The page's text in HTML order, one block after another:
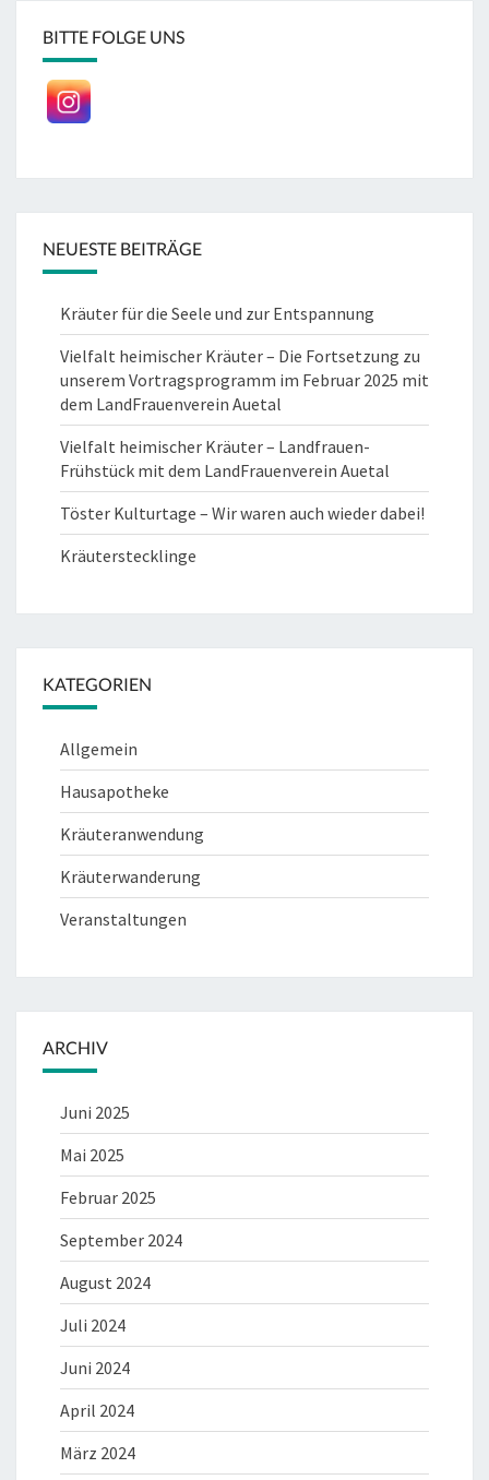
BITTE FOLGE UNS
NEUESTE BEITRÄGE
Kräuter für die Seele und zur Entspannung
Vielfalt heimischer Kräuter – Die Fortsetzung zu
unserem Vortragsprogramm im Februar 2025 mit
dem LandFrauenverein Auetal
Vielfalt heimischer Kräuter – Landfrauen-
Frühstück mit dem LandFrauenverein Auetal
Töster Kulturtage – Wir waren auch wieder dabei!
Kräuterstecklinge
KATEGORIEN
Allgemein
Hausapotheke
Kräuteranwendung
Kräuterwanderung
Veranstaltungen
ARCHIV
Juni 2025
Mai 2025
Februar 2025
September 2024
August 2024
Juli 2024
Juni 2024
April 2024
März 2024